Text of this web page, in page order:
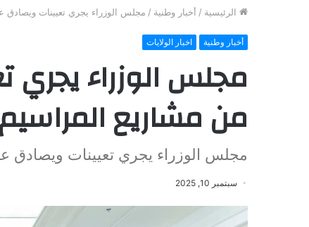
الرئيسية / أخبار وطنية / مجلس الوزراء يجري تعيينات
أخبار وطنية اخبار الولايات
مجلس الوزراء
من مشاريع المراسيم
مجلس الوزراء يجري تعيينات ويصادق
سبتمبر 10, 2025